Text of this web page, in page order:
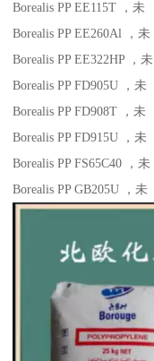
Borealis PP EE115T
，未
Borealis PP EE260Al
，未
Borealis PP EE322HP
，未
Borealis PP FD905U
，未
Borealis PP FD908T
，未
Borealis PP FD915U
，未
Borealis PP FS65C40
，未
Borealis PP GB205U
，未